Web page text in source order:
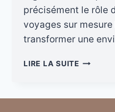
précisément le rôle
voyages sur
transformer une
LIRE LA SUITE
SUR